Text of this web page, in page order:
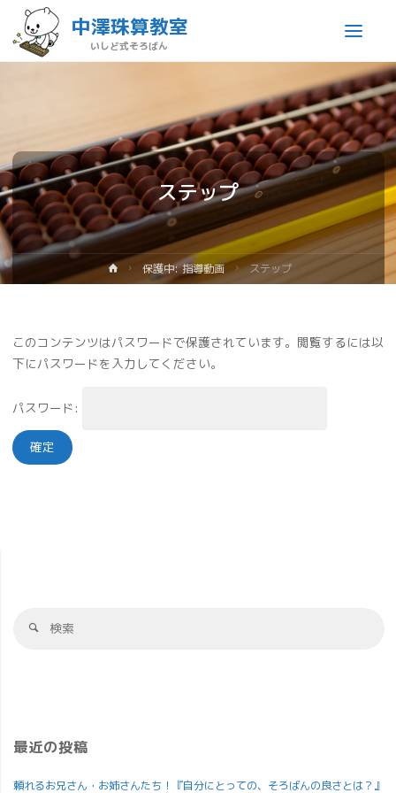
中澤珠算教室
いしど式そろばん
ステップ
保護中: 指導動画 ステップ
このコンテンツはパスワードで保護されています。閲覧するには以
下にパスワードを入力してください。
パスワード:
最近の投稿
頼れるお兄さん・お姉さんたち！『自分にとっての、そろばんの良さとは？』